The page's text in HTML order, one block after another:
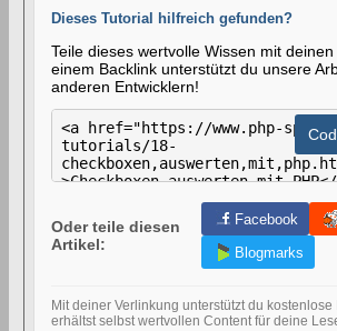
Dieses Tutorial hilfreich gefunden?
Teile dieses wertvolle Wissen mit
einem Backlink unterstützt du unsere
anderen Entwicklern!
H
-
d
e
m
V
Oder teile diesen
Artikel:
Facebook
Blogmarks
Mit deiner Verlinkung unterstützt du kostenlose
erhältst selbst wertvollen Content für deine